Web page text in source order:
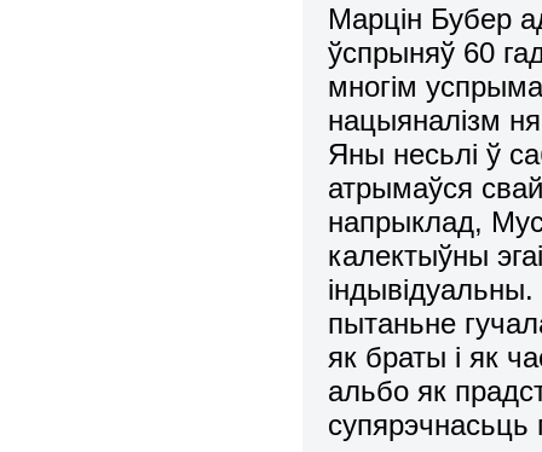
Марцін Бубер
ўспрыняў 60
многім
нацыяналізм
Яны несьлі ў
атрымаўся
напрыклад,
калектыўны
пытаньне
як браты і як
альбо як
супярэчнасьць